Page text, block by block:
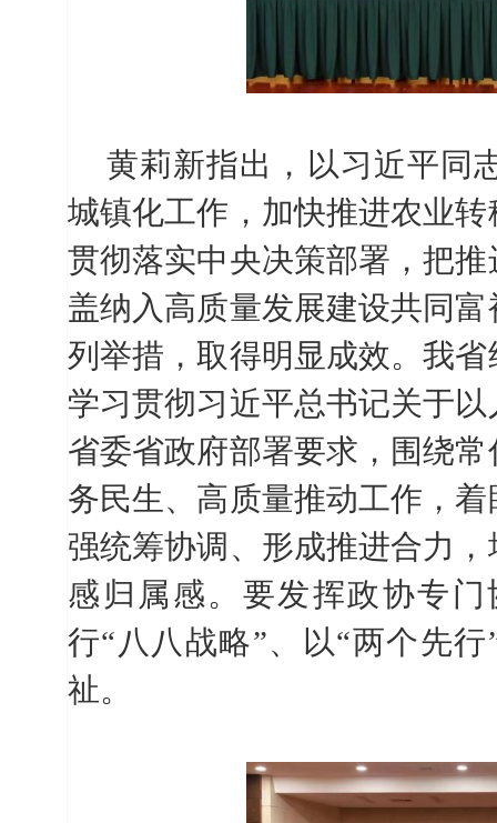
黄莉新指出，以习近平同
城镇化工作，加快推进农业
贯彻落实中央决策部署，把
盖纳入高质量发展建设共同
列举措，取得明显成效。我
学习贯彻习近平总书记关于
省委省政府部署要求，围绕
务民生、高质量推动工作，
强统筹协调、形成推进合力
感归属感。要发挥政协专
行“八八战略”、以“两个先
祉。